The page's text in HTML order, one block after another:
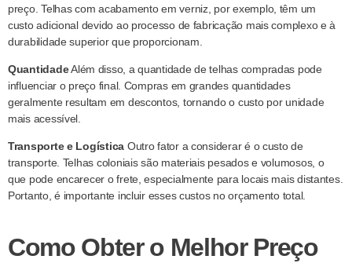
preço. Telhas com acabamento em verniz, por exemplo, têm um
custo adicional devido ao processo de fabricação mais complexo e à
durabilidade superior que proporcionam.
QuantidadeAlém disso, a quantidade de telhas compradas pode
influenciar o preço final. Compras em grandes quantidades
geralmente resultam em descontos, tornando o custo por unidade
mais acessível.
Transporte e Logística Outro fator a considerar é o custo de
transporte. Telhas coloniais são materiais pesados e volumosos, o
que pode encarecer o frete, especialmente para locais mais distantes.
Portanto, é importante incluir esses custos no orçamento total.
Como Obter o Melhor Preço